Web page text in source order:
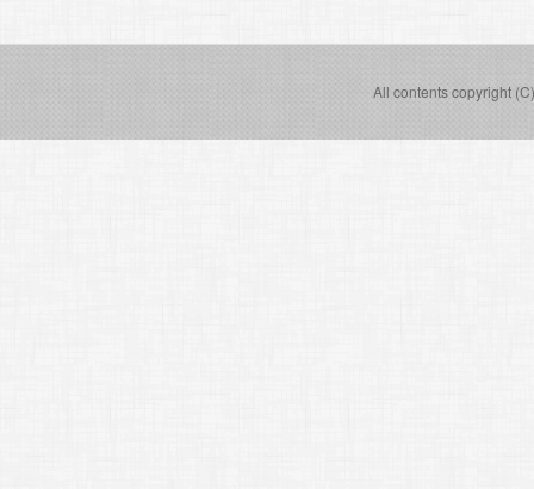
All contents copyright